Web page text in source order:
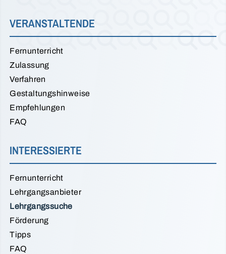
VERANSTALTENDE
Fernunterricht
Zulassung
Verfahren
Gestaltungshinweise
Empfehlungen
FAQ
INTERESSIERTE
Fernunterricht
Lehrgangsanbieter
Lehrgangssuche
Förderung
Tipps
FAQ